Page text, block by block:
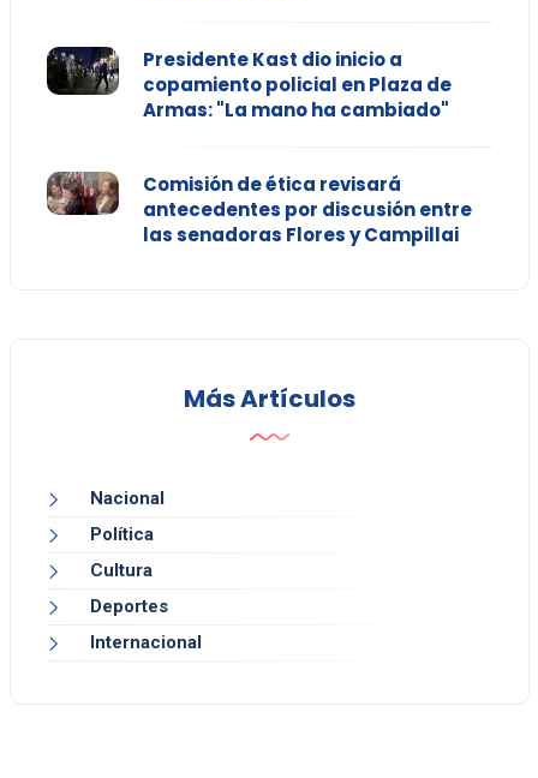
Presidente Kast dio inicio a
copamiento policial en Plaza de
Armas: "La mano ha cambiado"
Comisión de ética revisará
antecedentes por discusión entre
las senadoras Flores y Campillai
Más Artículos
Nacional
Política
Cultura
Deportes
Internacional